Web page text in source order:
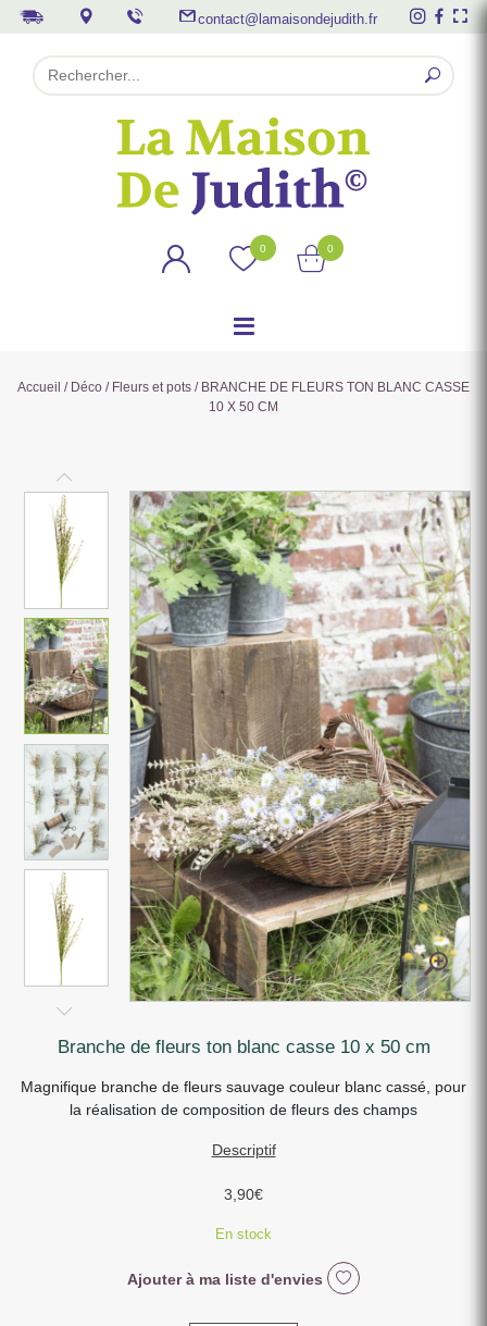
contact@lamaisondejudith.fr
0 0
Accueil / Déco / Fleurs et pots / BRANCHE DE FLEURS TON BLANC CASSE
10 X 50 CM
branche de fleurs ton blanc casse 10 x 50 cm
Magnifique branche de fleurs sauvage couleur blanc cassé, pour
la réalisation de composition de fleurs des champs
Descriptif
3,90€
En stock
Ajouter à ma liste d'envies